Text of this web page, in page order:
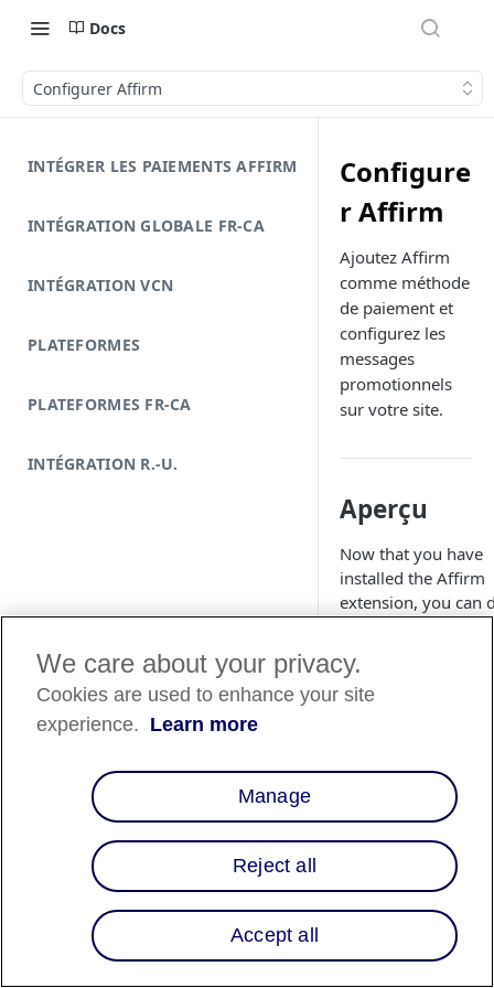
Docs
Configurer Affirm
INTÉGRER LES PAIEMENTS AFFIRM
INTÉGRATION GLOBALE FR-CA
INTÉGRATION VCN
PLATEFORMES
PLATEFORMES FR-CA
INTÉGRATION R.-U.
Configure
r Affirm
Ajoutez Affirm
comme méthode
de paiement et
configurez les
messages
promotionnels
sur votre site.
Aperçu
Now that you have
installed the Affirm
extension, you can
site. This guide
through setting up
experience for your
Suivez les étapes ci-
dessous pour
vos paramètres
d'Affirm.
We care about your privacy.
Cookies are used to enhance your site
experience. Learn more
Manage
Reject all
Accept all